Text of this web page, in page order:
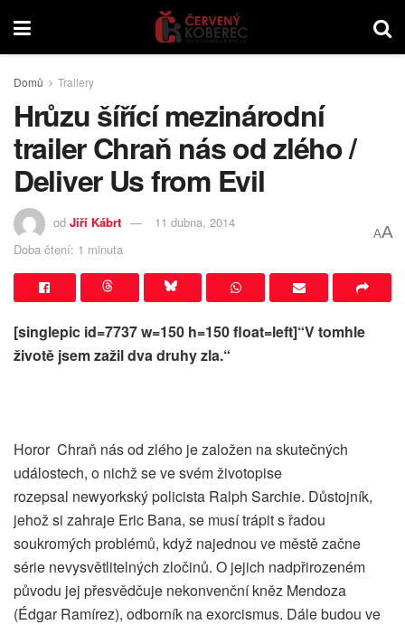
Domů Trailery
Hrůzu šířící mezinárodní
trailer Chraň nás od zlého /
Deliver Us from Evil
od Jiří Kábrt
11 dubna, 2014
Doba čtení: 1 minuta
AA
[singlepic id=7737 w=150 h=150 float=left]“V tomhle
životě jsem zažil dva druhy zla.“
Horor Chraň nás od zlého je založen na skutečných
událostech, o nichž se ve svém životopise
rozepsal newyorkský policista Ralph Sarchie. Důstojník,
jehož si zahraje Eric Bana, se musí trápit s řadou
soukromých problémů, když najednou ve městě začne
série nevysvětlitelných zločinů. O jejich nadpřirozeném
původu jej přesvědčuje nekonvenční kněz Mendoza
(Édgar Ramírez), odborník na exorcismus. Dále budou ve